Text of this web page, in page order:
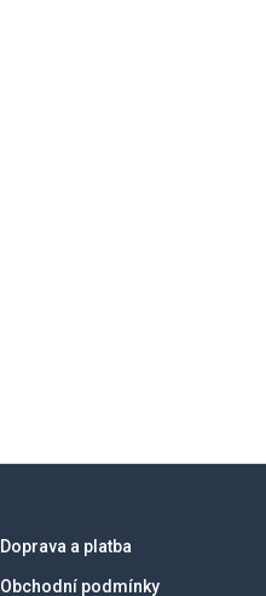
Doprava a platba
Obchodní podmínky